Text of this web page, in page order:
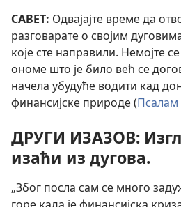
САВЕТ: Одвајајте време да
разговарате о својим
које сте направили. Немојте
ономе што је било већ се
начела убудуће водити кад
финансијске природе (Псалам
ДРУГИ ИЗАЗОВ:
изаћи из дугова.
„Због посла сам се много
горе када је финансијска